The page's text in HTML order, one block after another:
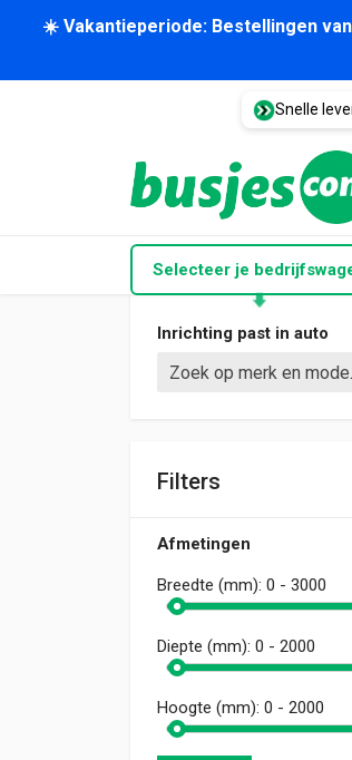
☀️ Vakantieperiode: Bestellingen
Snelle
Selecteer je
Inrichting past in auto
Filters
Afmetingen
Breedte (mm): 0 - 3000
Diepte (mm): 0 - 2000
Hoogte (mm): 0 - 2000